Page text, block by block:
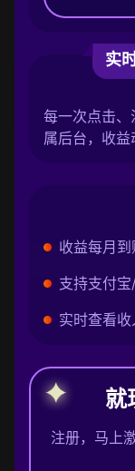
实
每一次点击
属后台，收益
收益每月
支持支付
实时查看
就
注册，马上